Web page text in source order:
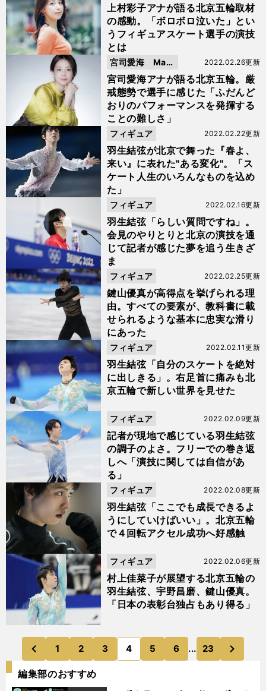
上村彩子アナが語る北京五輪取材
の感動。「ボロボロ泣いた」とい
うフィギュアスケート選手の演技
とは
ートレポート
宮司愛海アナが語る北京五輪。厳
戒態勢で選手に感じた「ふだんど
おりのパフォーマンスを発揮する
ことの難しさ」
2022.02.26更新
宮司愛海 Man
ami Memo
羽生結弦が北京で舞った『春よ、
来い』に表れた"ある変化"。「ス
ケート人生のいろんなものを込め
た」
2022.02.22更新
フィギュア
羽生結弦「らしい質問ですね」。
会見のやりとりと北京の演技を通
じて記者が感じた夢を追う生きざ
ま
2022.02.16更新
フィギュア
鍵山優真が高得点を挙げられる理
由。すべての要素が、教科書に載
せられるような基本に忠実な滑り
にあった
2022.02.25更新
フィギュア
羽生結弦「自分のスケートを絶対
に出しきる」。右足首に痛みも北
京五輪で新しい世界を見せた
2022.02.11更新
フィギュア
記者が現地で感じている羽生結弦
の調子のよさ。フリーでの巻き返
しへ「演技に関しては自信があ
る」
2022.02.09更新
フィギュア
羽生結弦「ここでも成長できるよ
うにしていけばいい」。北京五輪
で４回転アクセル成功へ好感触
2022.02.08更新
フィギュア
村上佳菜子が展望する北京五輪の
羽生結弦、宇野昌磨、鍵山優真。
「日本の表彰台独占もあり得る」
2022.02.06更新
フィギュア
前
のページへ
1 2 3 4 5 6 ... 23
編集部のおすすめ